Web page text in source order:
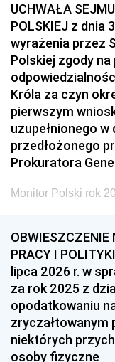
UCHWAŁA
POLSKIEJ z dnia
wyrażenia przez
Polskiej zgody
Króla za czyn
pierwszym
uzupełnionego w
przedłożonego
Prokuratora
Monitor Polski rok
OBWIESZCZENIE
PRACY I
lipca 2026 r. w
za rok 2025 z
opodatkowaniu
zryczałtowanym
niektórych
osoby fizyczne